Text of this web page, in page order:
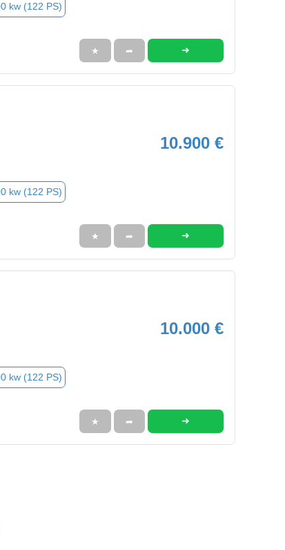
kw (122 PS)
★ ➦ ➜
10.900 €
kw (122 PS)
★ ➦ ➜
10.000 €
kw (122 PS)
★ ➦ ➜